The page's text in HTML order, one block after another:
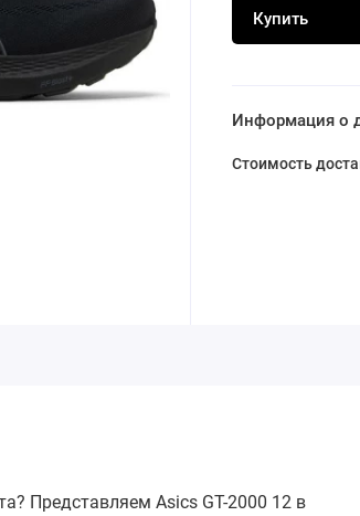
Купить
Информация о
Стоимость
Представляем Asics GT-2000 12 в